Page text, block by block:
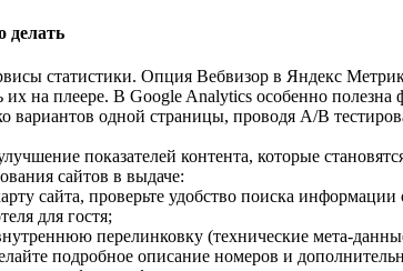
делать
статистики. Опция Вебвизор в Яндекс
их на плеере. В Google Analytics особенно полезна
вариантов одной страницы, проводя А/В
показателей контента, которые
сайтов в выдаче:
сайта, проверьте удобство поиска
для гостя;
перелинковку (технические мета-
подробное описание номеров и